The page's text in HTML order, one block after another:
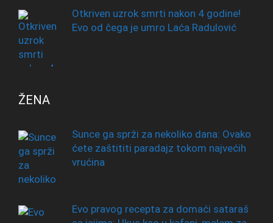
Otkriven uzrok smrti nakon 4 godine!
Evo od čega je umro Laća Radulović
ŽENA
Sunce ga sprži za nekoliko dana: Ovako
ćete zaštititi paradajz tokom najvećih
vrućina
Evo pravog recepta za domaći sataraš